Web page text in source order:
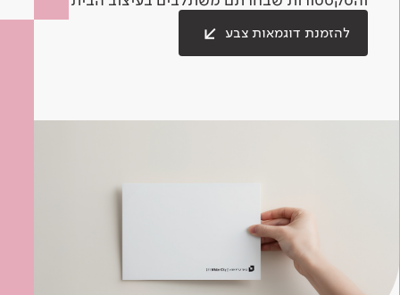
להזמנת דוגמאות צבע